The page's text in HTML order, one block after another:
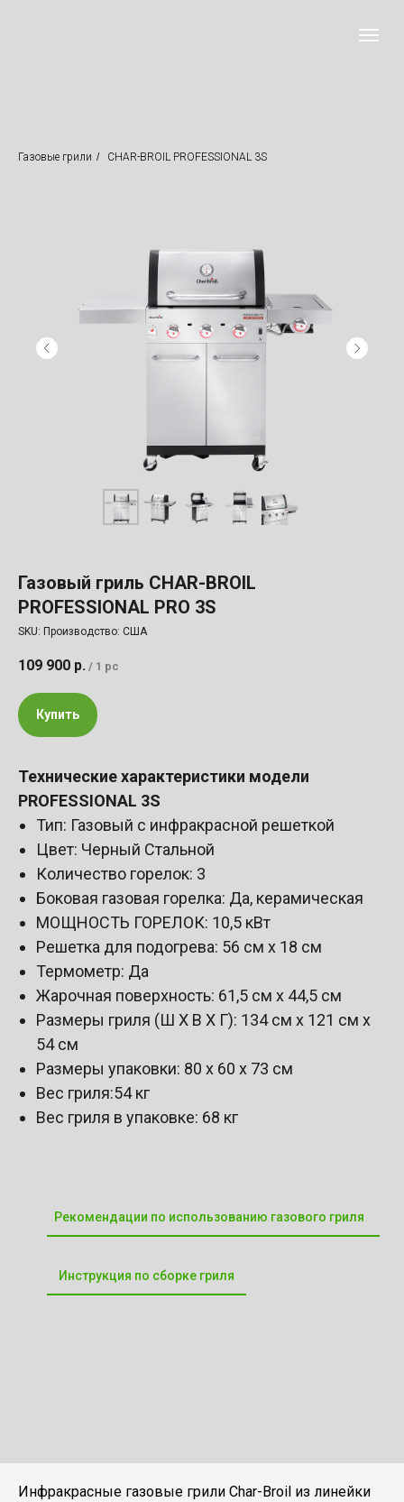
Газовые грили / CHAR-BROIL PROFESSIONAL 3S
Газовый гриль CHAR-BROIL
PROFESSIONAL PRO 3S
SKU: Производство: США
109 900 р. / 1 pc
Купить
Технические характеристики модели
PROFESSIONAL 3S
Тип: Газовый с инфракрасной решеткой
Цвет: Черный Стальной
Количество горелок: 3
Боковая газовая горелка: Да, керамическая
МОЩНОСТЬ ГОРЕЛОК: 10,5 кВт
Решетка для подогрева: 56 см х 18 см
Термометр: Да
Жарочная поверхность: 61,5 см х 44,5 см
Размеры гриля (Ш Х В Х Г): 134 см х 121 см х
54 см
Размеры упаковки: 80 х 60 х 73 см
Вес гриля:54 кг
Вес гриля в упаковке: 68 кг
Рекомендации по использованию газового гриля
Инструкция по сборке гриля
Инфракрасные газовые грили Char-Broil из линейки